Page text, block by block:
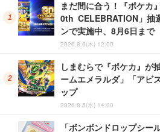
まだ間に合う！『ポケカ
0th CELEBRATION」抽
ンで実施中、8月6日まで
2026.8.6(木) 12:00
しまむらで『ポケカ』が
ームエメラルダ」「アビ
ップ
2026.8.5(水) 14:00
「ボンボンドロップシー